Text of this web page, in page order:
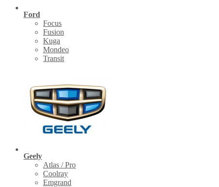
Ford
Focus
Fusion
Kuga
Mondeo
Transit
Geely
Atlas / Pro
Coolray
Emgrand